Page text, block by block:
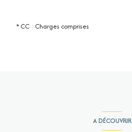
* CC : Charges comprises
A DÉCOUVRIR